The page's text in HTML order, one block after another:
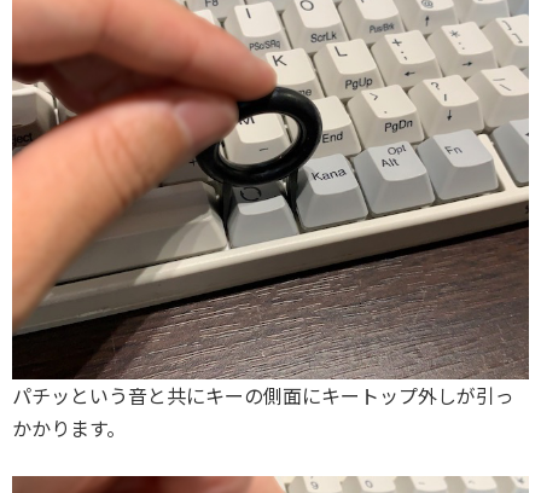
パチッという音と共にキーの側面にキートップ外しが引っ
かかります。